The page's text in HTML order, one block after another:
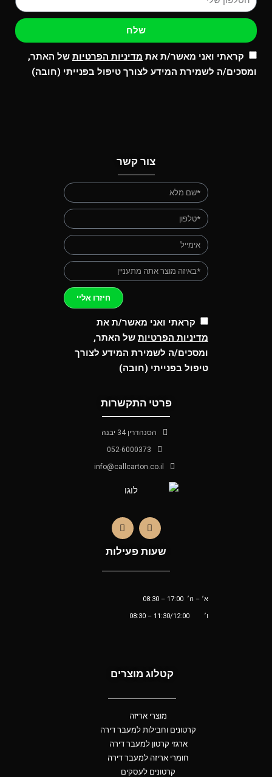
שלח
קראתי ואני מאשר/ת את מדיניות הפרטיות של האתר,
ומסכים/ה לשמירת המידע לצורך טיפול בפנייתי (חובה)
קטלוג מוצרים
מוצרי אריזה
קרטונים וחבילות למעבר דירה
ארגזי קרטון למעבר דירה
חומרי אריזה למעבר דירה
קרטונים לעסקים
שעות פעילות
א׳ – ה׳ 17:00 – 08:30
ו׳ 11:30/12:00
– 08:30
פרטי התקשרות
הסנהדרין 34 יבנה
052-6000373
info@callcarton.co.il
צור קשר
חיזרו אליי
קראתי ואני מאשר/ת את
מדיניות הפרטיות של האתר,
ומסכים/ה לשמירת המידע לצורך
טיפול בפנייתי (חובה)